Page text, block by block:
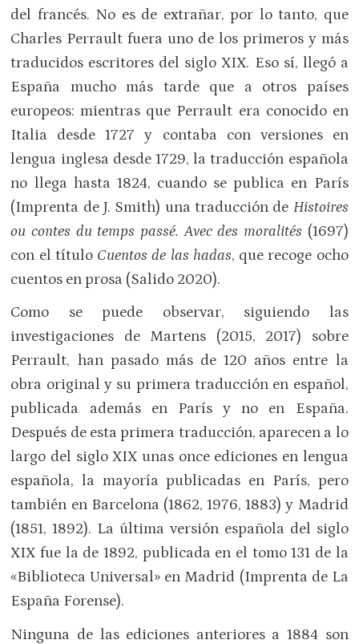
del francés. No es de extrañar, por lo tanto, que
Charles Perrault fuera uno de los primeros y más
traducidos escritores del siglo XIX. Eso sí, llegó a
España mucho más tarde que a otros países
europeos: mientras que Perrault era conocido en
Italia desde 1727 y contaba con versiones en
lengua inglesa desde 1729, la traducción española
no llega hasta 1824, cuando se publica en París
(Imprenta de J. Smith) una traducción de Histoires
ou contes du temps passé. Avec des moralités (1697)
con el título Cuentos de las hadas, que recoge ocho
cuentos en prosa (Salido 2020).
Como se puede observar, siguiendo las
investigaciones de Martens (2015, 2017) sobre
Perrault, han pasado más de 120 años entre la
obra original y su primera traducción en español,
publicada además en París y no en España.
Después de esta primera traducción, aparecen a lo
largo del siglo XIX unas once ediciones en lengua
española, la mayoría publicadas en París, pero
también en Barcelona (1862, 1976, 1883) y Madrid
(1851, 1892). La última versión española del siglo
XIX fue la de 1892, publicada en el tomo 131 de la
«Biblioteca Universal» en Madrid (Imprenta de La
España Forense).
Ninguna de las ediciones anteriores a 1884 son